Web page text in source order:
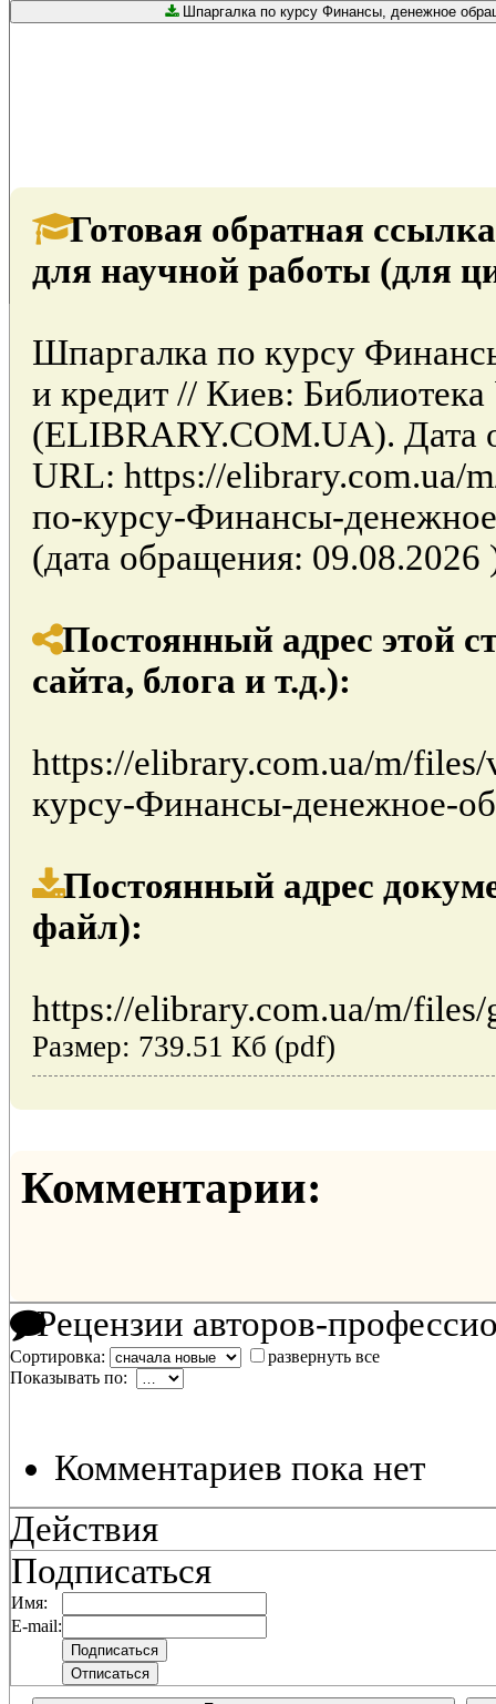
Шпаргалка по курсу Финансы, денежное
Готовая обратная
для научной работы (для
Шпаргалка по курсу
и кредит // Киев:
(ELIBRARY.COM.UA). Дата
URL: https://elibrary.com.ua/
по-курсу-Финансы-
(дата обращения: 09.08.2026
Постоянный адрес этой
сайта, блога и т.д.):
https://elibrary.com.ua/m/
курсу-Финансы-денежное-
Постоянный адрес
файл):
https://elibrary.com.ua/m/
Размер: 739.51 Кб (pdf)
Комментарии:
Рецензии авторов-
Сортировка:
развернуть все
Показывать по:
Комментариев пока нет
Действия
Подписаться
Имя:
E-mail: